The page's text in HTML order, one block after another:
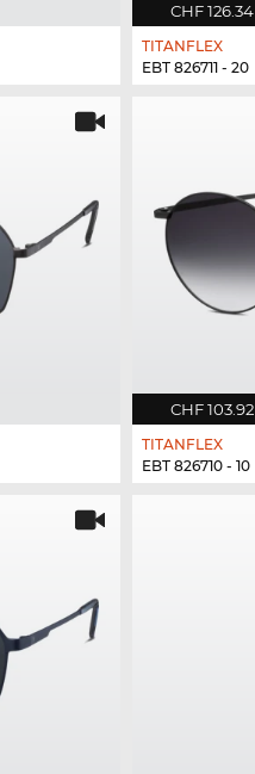
CHF 126.34
TITANFLEX
EBT 826711 - 20
CHF 103.92
TITANFLEX
EBT 826710 - 10